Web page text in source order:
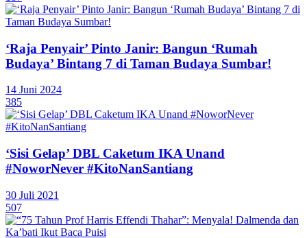
‘Raja Penyair’ Pinto Janir: Bangun ‘Rumah
Budaya’ Bintang 7 di Taman Budaya Sumbar!
14 Juni 2024
385
‘Sisi Gelap’ DBL Caketum IKA Unand
#NoworNever #KitoNanSantiang
30 Juli 2021
507